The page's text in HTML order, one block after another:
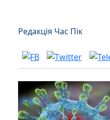
Редакція Час Пік